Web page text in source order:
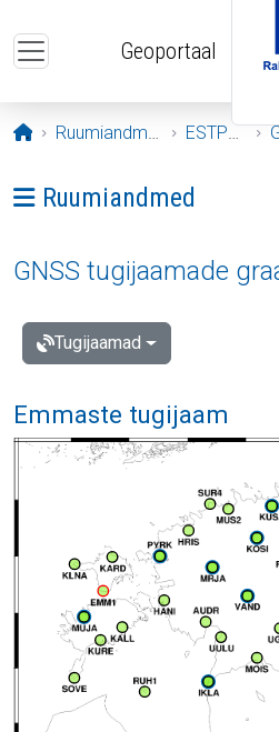
Geoportaal
Avaleht
Ruumiandmed ESTPOS
Ava menüü:
Ruumiandmed
GNSS tugijaamade
Tugijaamad
Emmaste tugijaam